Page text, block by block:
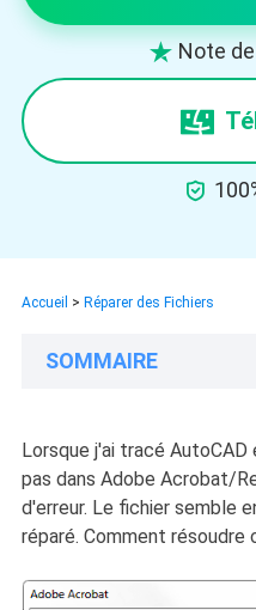
 Note

Accueil > Réparer des Fichiers
SOMMAIRE
Lorsque j'ai tracé AutoCAD
pas dans Adobe Acrobat/
d'erreur. Le fichier semble
réparé. Comment résoudre